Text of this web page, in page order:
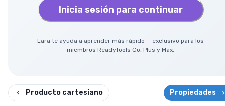
Inicia sesión para continuar
Lara te ayuda a aprender más rápido — exclusivo para los
miembros ReadyTools Go, Plus y Max.
Producto cartesiano Propiedades